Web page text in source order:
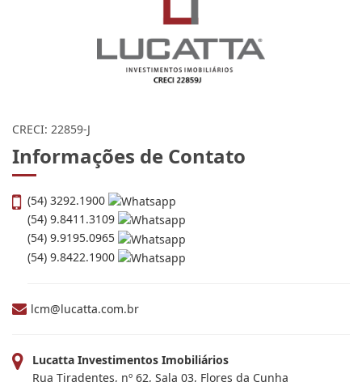
CRECI: 22859-J
Informações de Contato
(54) 3292.1900
(54) 9.8411.3109
(54) 9.9195.0965
(54) 9.8422.1900
lcm@lucatta.com.br
Lucatta Investimentos Imobiliários
Rua Tiradentes, nº 62, Sala 03, Flores da Cunha